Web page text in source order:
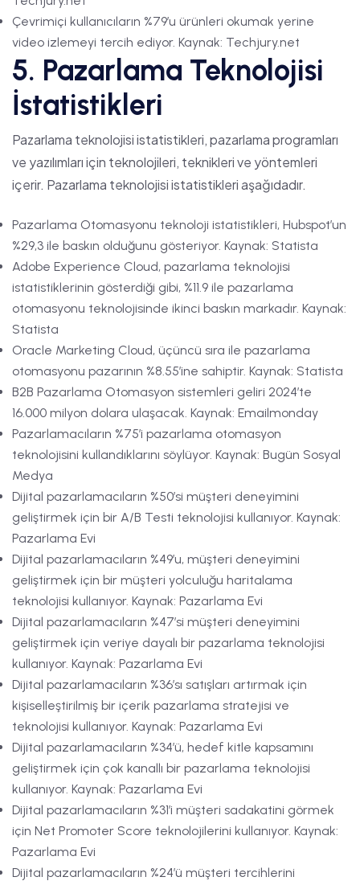
Çevrimiçi kullanıcıların %79’u ürünleri okumak yerine
video izlemeyi tercih ediyor. Kaynak: Techjury.net
5. Pazarlama Teknolojisi
İstatistikleri
Pazarlama teknolojisi istatistikleri, pazarlama programları
ve yazılımları için teknolojileri, teknikleri ve yöntemleri
içerir. Pazarlama teknolojisi istatistikleri aşağıdadır.
Pazarlama Otomasyonu teknoloji istatistikleri, Hubspot’un
%29,3 ile baskın olduğunu gösteriyor. Kaynak: Statista
Adobe Experience Cloud, pazarlama teknolojisi
istatistiklerinin gösterdiği gibi, %11.9 ile pazarlama
otomasyonu teknolojisinde ikinci baskın markadır. Kaynak:
Statista
Oracle Marketing Cloud, üçüncü sıra ile pazarlama
otomasyonu pazarının %8.55’ine sahiptir. Kaynak: Statista
B2B Pazarlama Otomasyon sistemleri geliri 2024’te
16.000 milyon dolara ulaşacak. Kaynak: Emailmonday
Pazarlamacıların %75’i pazarlama otomasyon
teknolojisini kullandıklarını söylüyor. Kaynak: Bugün Sosyal
Medya
Dijital pazarlamacıların %50’si müşteri deneyimini
geliştirmek için bir A/B Testi teknolojisi kullanıyor. Kaynak:
Pazarlama Evi
Dijital pazarlamacıların %49’u, müşteri deneyimini
geliştirmek için bir müşteri yolculuğu haritalama
teknolojisi kullanıyor. Kaynak: Pazarlama Evi
Dijital pazarlamacıların %47’si müşteri deneyimini
geliştirmek için veriye dayalı bir pazarlama teknolojisi
kullanıyor. Kaynak: Pazarlama Evi
Dijital pazarlamacıların %36’sı satışları artırmak için
kişiselleştirilmiş bir içerik pazarlama stratejisi ve
teknolojisi kullanıyor. Kaynak: Pazarlama Evi
Dijital pazarlamacıların %34’ü, hedef kitle kapsamını
geliştirmek için çok kanallı bir pazarlama teknolojisi
kullanıyor. Kaynak: Pazarlama Evi
Dijital pazarlamacıların %31’i müşteri sadakatini görmek
için Net Promoter Score teknolojilerini kullanıyor. Kaynak:
Pazarlama Evi
Dijital pazarlamacıların %24’ü müşteri tercihlerini